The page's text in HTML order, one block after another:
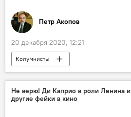
Петр Акопов
20 декабря 2020, 12:21
Колумнисты
Не верю! Ди Каприо в роли Ленина и
другие фейки в кино